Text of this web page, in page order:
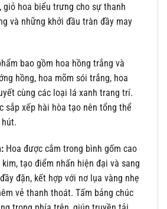
giỏ hoa biểu trưng cho sự thanh
và những khởi đầu tràn đầy may
bao gồm hoa hồng trắng và
hồng, hoa mõm sói trắng, hoa
cùng các loại lá xanh trang trí.
sắp xếp hài hòa tạo nên tổng thể
Hoa được cắm trong bình gốm cao
tạo điểm nhấn hiện đại và sang
đặn, kết hợp với nơ lụa vàng nhẹ
vẻ thanh thoát. Tấm bảng chúc